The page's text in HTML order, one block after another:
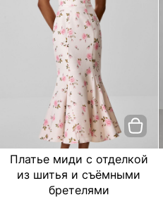
Платье миди с отделкой
из шитья и съёмными
бретелями